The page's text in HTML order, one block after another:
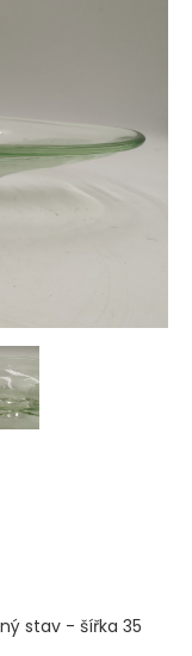
stav - šířka 35